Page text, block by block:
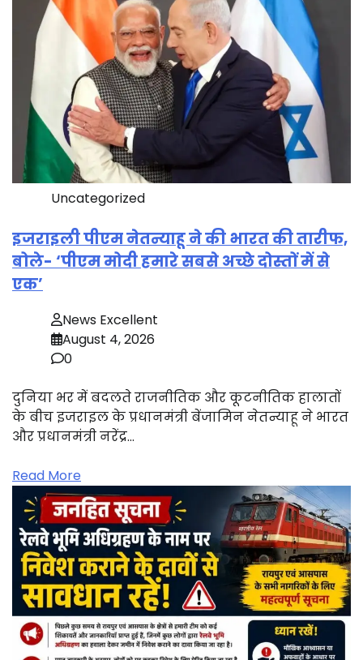
Uncategorized
इजराइली पीएम नेतन्याहू ने की भारत की तारीफ,
बोले- ‘पीएम मोदी हमारे सबसे अच्छे दोस्तों में से
एक’
News Excellent
August 4, 2026
0
दुनिया भर में बदलते राजनीतिक और कूटनीतिक हालातों
के बीच इजराइल के प्रधानमंत्री बेंजामिन नेतन्याहू ने भारत
और प्रधानमंत्री नरेंद्र…
Read More